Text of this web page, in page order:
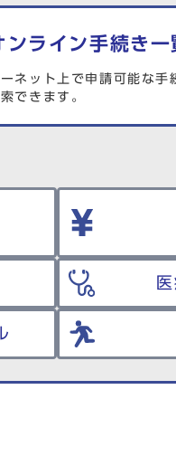
ンライン手続き一
ネット上で申請可能な手
できます。